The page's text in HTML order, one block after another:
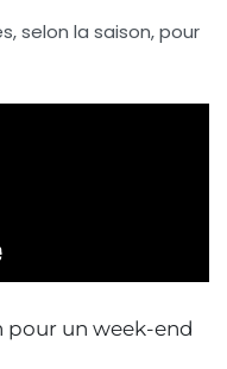
selon la saison, pour
pour un week-end